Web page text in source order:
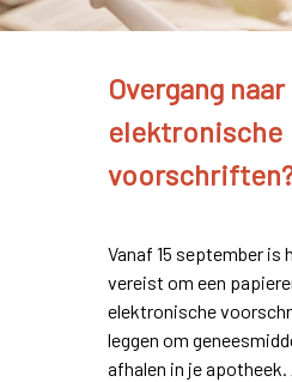
Overgang naar
elektronische
Vanaf 15 september is
vereist om een
elektronische
leggen om
afhalen in je apotheek.